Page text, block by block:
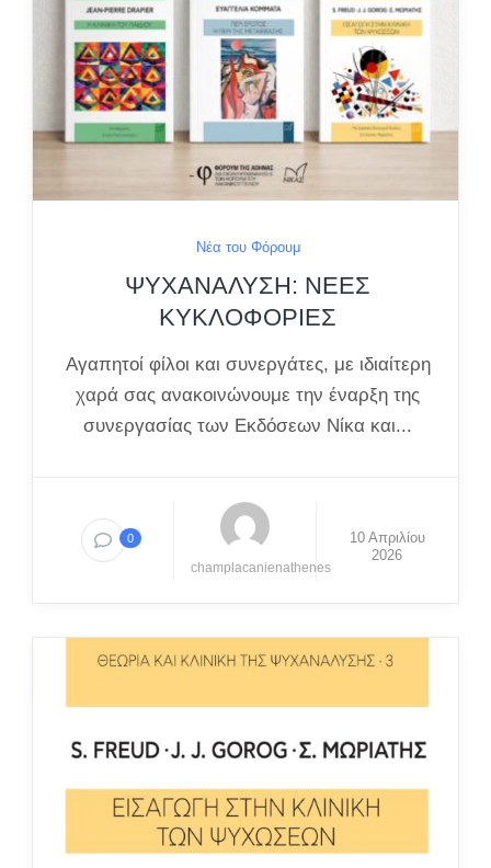
Νέα του Φόρουμ
ΨΥΧΑΝΑΛΥΣΗ: ΝΕΕΣ
ΚΥΚΛΟΦΟΡΙΕΣ
Αγαπητοί φίλοι και συνεργάτες, με ιδιαίτερη
χαρά σας ανακοινώνουμε την έναρξη της
συνεργασίας των Εκδόσεων Νίκα και...
0
champlacanienathenes
10 Απριλίου
2026